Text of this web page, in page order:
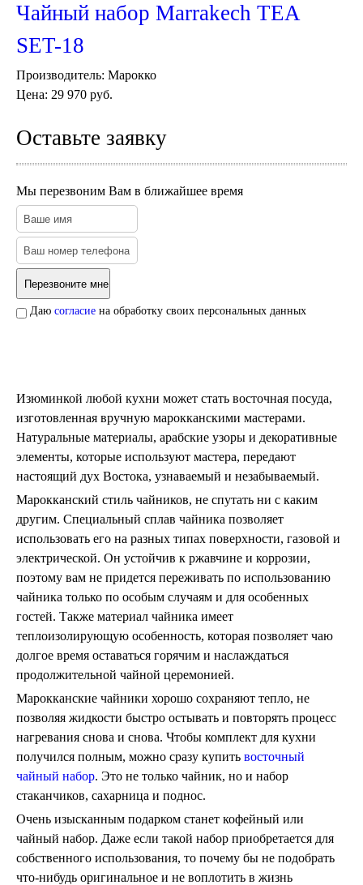
Медные тазы и ведра
Аксессуары в хамам
Текстиль для хамама
Мозаика Марокко
Двери Марокко
Зеркала
Тарелки и блюда
Пледы и покрывала
Салфетницы
Свечи и подсвечники
Сундуки
Хлопковые
Шерстяные
Сахарницы, конфетницы,
фруктовницы
Пиалы, чаши, салатники
Чайный набор Marrakech TEA
SET-18
Производитель: Марокко
Цена: 29 970 руб.
Оставьте заявку
Мы перезвоним Вам в ближайшее время
Даю согласие на обработку своих персональных данных
Изюминкой любой кухни может стать восточная посуда,
изготовленная вручную марокканскими мастерами.
Натуральные материалы, арабские узоры и декоративные
элементы, которые используют мастера, передают
настоящий дух Востока, узнаваемый и незабываемый.
Марокканский стиль чайников, не спутать ни с каким
другим. Специальный сплав чайника позволяет
использовать его на разных типах поверхности, газовой и
электрической. Он устойчив к ржавчине и коррозии,
поэтому вам не придется переживать по использованию
чайника только по особым случаям и для особенных
гостей. Также материал чайника имеет
теплоизолирующую особенность, которая позволяет чаю
долгое время оставаться горячим и наслаждаться
продолжительной чайной церемонией.
Марокканские чайники хорошо сохраняют тепло, не
позволяя жидкости быстро остывать и повторять процесс
нагревания снова и снова. Чтобы комплект для кухни
получился полным, можно сразу купить восточный
чайный набор. Это не только чайник, но и набор
стаканчиков, сахарница и поднос.
Очень изысканным подарком станет кофейный или
чайный набор. Даже если такой набор приобретается для
собственного использования, то почему бы не подобрать
что-нибудь оригинальное и не воплотить в жизнь